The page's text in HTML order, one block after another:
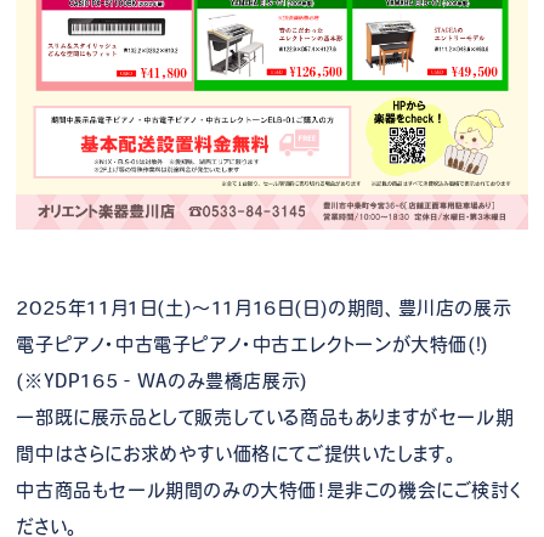
2025年11月1日(土)～11月16日(日)の期間、豊川店の展示
電子ピアノ・中古電子ピアノ・中古エレクトーンが大特価(!)
(※YDP165‐WAのみ豊橋店展示)
一部既に展示品として販売している商品もありますがセール期
間中はさらにお求めやすい価格にてご提供いたします。
中古商品もセール期間のみの大特価！是非この機会にご検討く
ださい。